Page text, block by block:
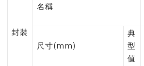
封裝
名稱
尺寸(mm)
典
型
值